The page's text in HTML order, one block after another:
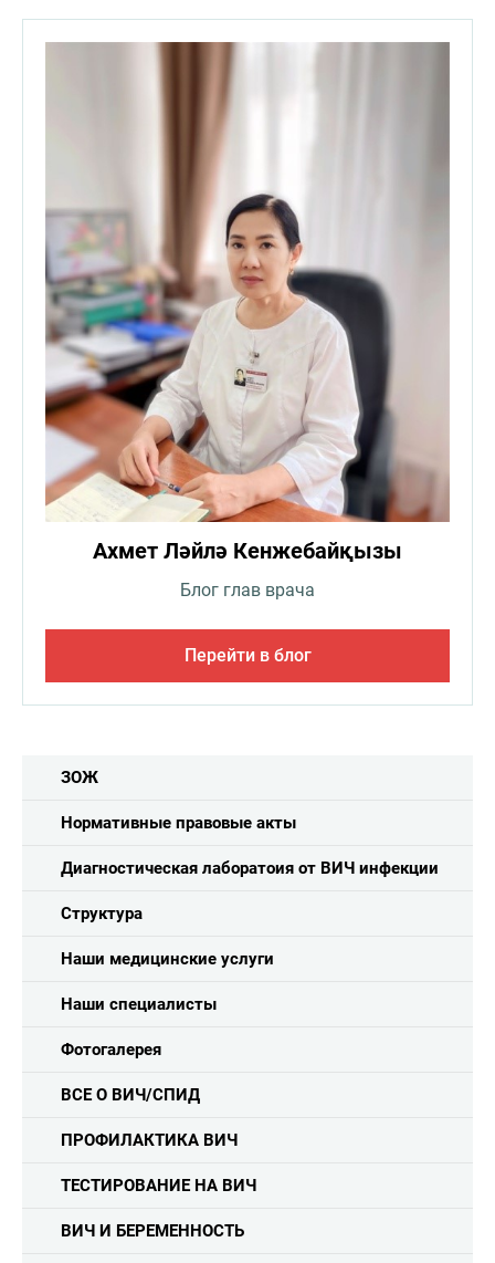
Ахмет Ләйлә Кенжебайқызы
Блог глав врача
Перейти в блог
ЗОЖ
Нормативные правовые акты
Диагностическая лаборатоия от ВИЧ инфекции
Структура
Наши медицинские услуги
Наши специалисты
Фотогалерея
ВСЕ О ВИЧ/СПИД
ПРОФИЛАКТИКА ВИЧ
ТЕСТИРОВАНИЕ НА ВИЧ
ВИЧ И БЕРЕМЕННОСТЬ